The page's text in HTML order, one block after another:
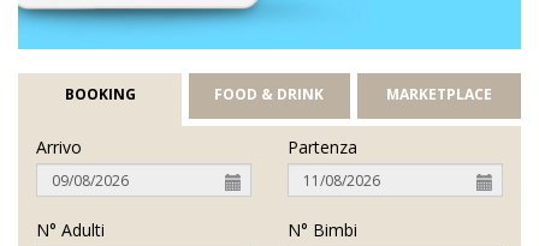
BOOKING FOOD & DRINK MARKETPLACE
Arrivo Partenza
N° Adulti N° Bimbi